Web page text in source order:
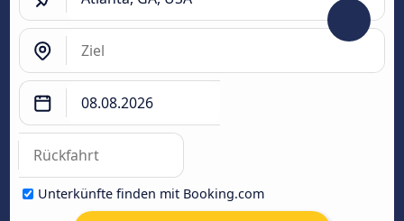
Unterkünfte finden mit Booking.com